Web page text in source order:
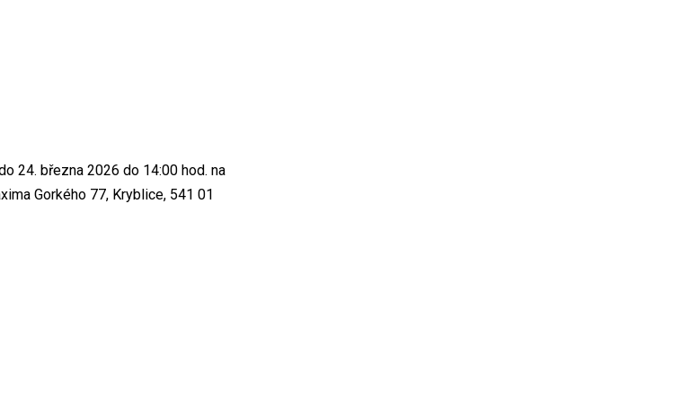
24. března 2026 do 14:00 hod. na
Gorkého 77, Kryblice, 541 01